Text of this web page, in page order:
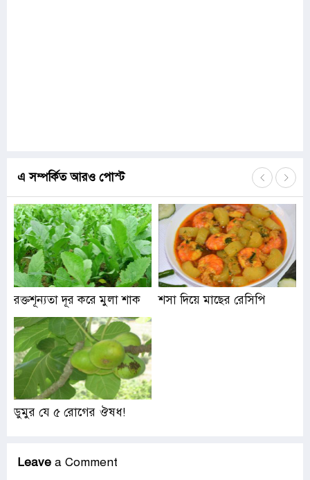
এ সম্পর্কিত আরও পোস্ট
রক্তশূন্যতা দূর করে মুলা শাক শসা দিয়ে মাছের রেসিপি
ডুমুর যে ৫ রোগের ঔষধ!
Leave a Comment